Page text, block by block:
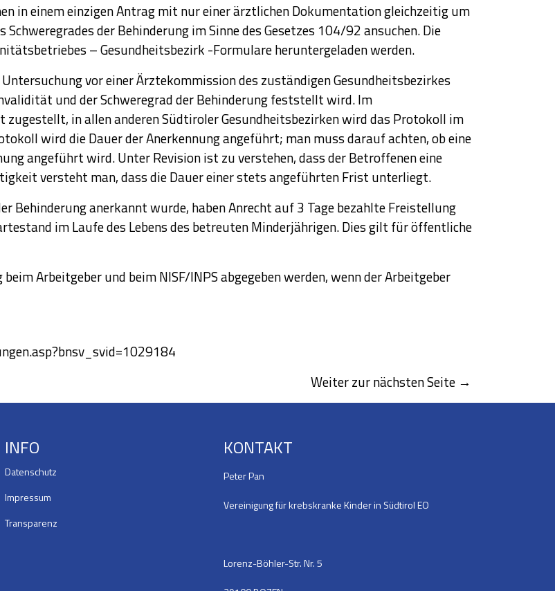
in einem einzigen Antrag mit nur einer ärztlichen Dokumentation gleichzeitig um
der Behinderung im Sinne des Gesetzes 104/92 ansuchen. Die
– Gesundheitsbezirk -Formulare heruntergeladen werden.
vor einer Ärztekommission des zuständigen Gesundheitsbezirkes
und der Schweregrad der Behinderung feststellt wird. Im
in allen anderen Südtiroler Gesundheitsbezirken wird das Protokoll im
wird die Dauer der Anerkennung angeführt; man muss darauf achten, ob eine
angeführt wird. Unter Revision ist zu verstehen, dass der Betroffenen eine
versteht man, dass die Dauer einer stets angeführten Frist unterliegt.
Behinderung anerkannt wurde, haben Anrecht auf 3 Tage bezahlte Freistellung
im Laufe des Lebens des betreuten Minderjährigen. Dies gilt für öffentliche
Arbeitgeber und beim NISF/INPS abgegeben werden, wenn der Arbeitgeber
Weiter zur nächsten Seite →
INFO
Datenschutz
Impressum
Transparenz
KONTAKT
Peter Pan
Vereinigung für krebskranke Kinder in Südtirol EO
Lorenz-Böhler-Str. Nr. 5